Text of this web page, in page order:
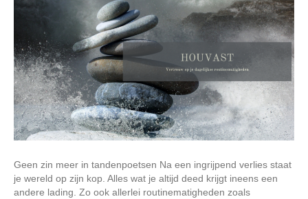
Geen zin meer in tandenpoetsen Na een ingrijpend verlies staat
je wereld op zijn kop. Alles wat je altijd deed krijgt ineens een
andere lading. Zo ook allerlei routinematigheden zoals